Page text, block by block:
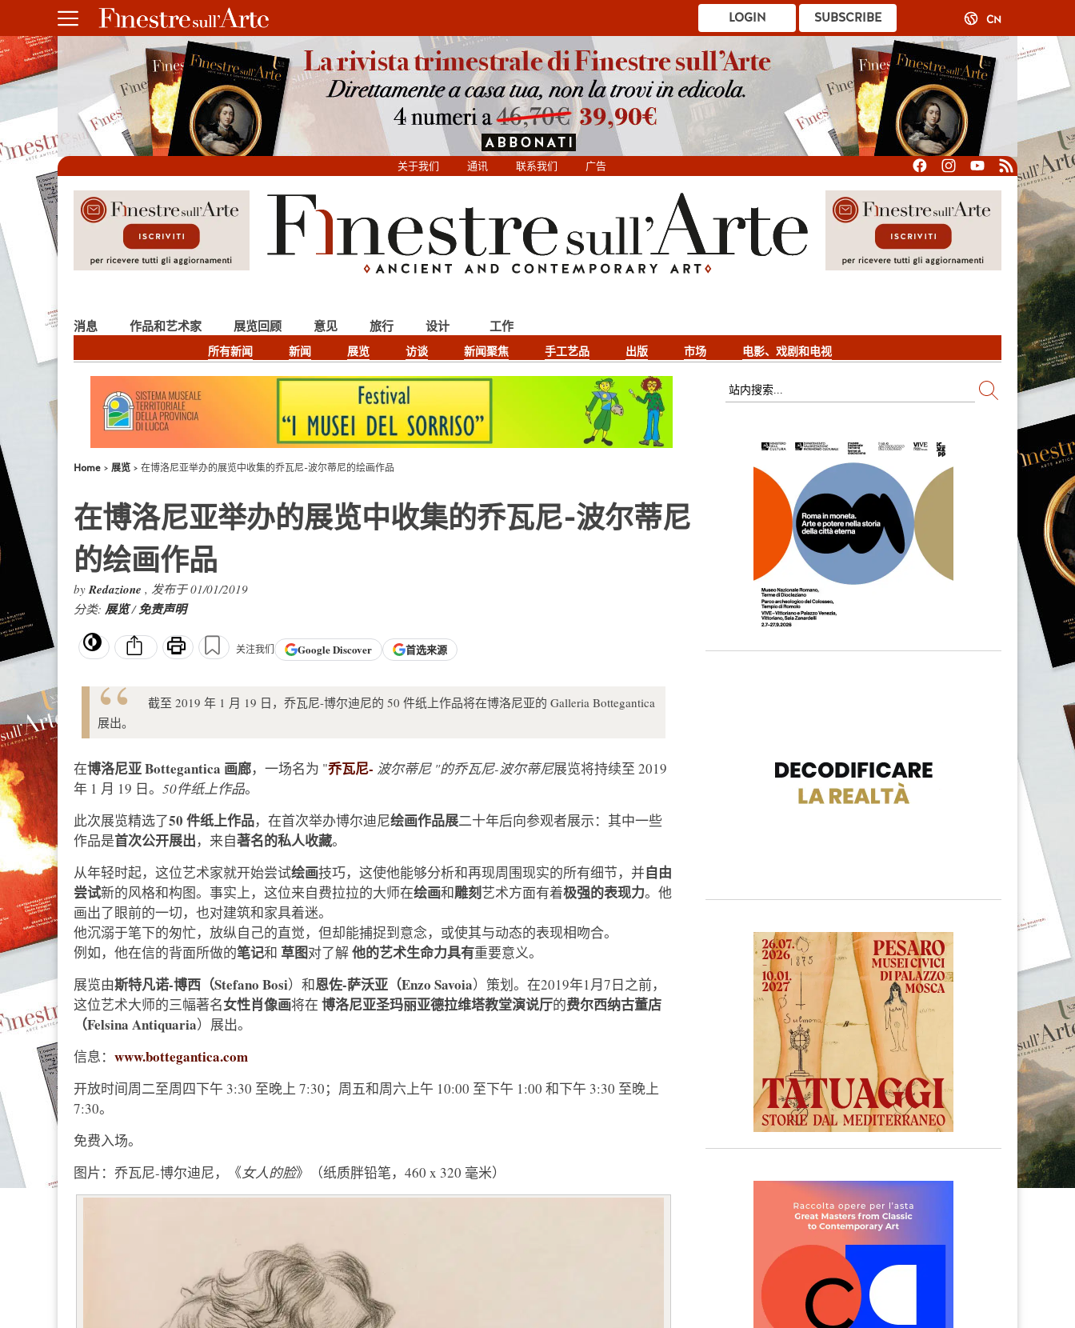
SUBSCRIBE
LOGIN CN
关于我们 通讯 联系我们 广告
消息
所有新闻 新闻 展览 访谈 新闻聚焦 手工艺品 出版 市场 电影、戏剧和电视
作品和艺术家 展览回顾 意见 旅行 设计 工作
Home 展览 在博洛尼亚举办的展览中收集的乔瓦尼-波尔蒂尼的绘画作品
在博洛尼亚举办的展览中收集的乔瓦尼-波尔蒂尼
的绘画作品
byRedazione , 发布于 01/01/2019
分类: 展览/免责声明
关注我们 GoogleDiscover 首选来源
截至 2019 年 1 月 19 日，乔瓦尼-博尔迪尼的 50 件纸上作品将在博洛尼亚的 Galleria Bottegantica
展出。
在博洛尼亚Bottegantica 画廊，一场名为 "乔瓦尼- 波尔蒂尼 "的乔瓦尼-波尔蒂尼展览将持续至 2019
年 1 月 19 日。 50件纸上作品。
此次展览精选了50 件纸上作品，在首次举办博尔迪尼绘画作品展二十年后向参观者展示：其中一些
作品是首次公开展出，来自著名的私人收藏。
从年轻时起，这位艺术家就开始尝试绘画技巧，这使他能够分析和再现周围现实的所有细节，并自由
尝试新的风格和构图。事实上，这位来自费拉拉的大师在绘画和雕刻艺术方面有着极强的表现力。他
画出了眼前的一切，也对建筑和家具着迷。
他沉溺于笔下的匆忙，放纵自己的直觉，但却能捕捉到意念，或使其与动态的表现相吻合。
例如，他在信的背面所做的笔记和 草图对了解他的艺术生命力具有重要意义。
展览由斯特凡诺-博西（Stefano Bosi）和恩佐-萨沃亚（Enzo Savoia）策划。在2019年1月7日之前，
这位艺术大师的三幅著名女性肖像画将在 博洛尼亚圣玛丽亚德拉维塔教堂演说厅的费尔西纳古董店
（Felsina Antiquaria）展出。
信息： www.bottegantica.com
开放时间周二至周四下午 3:30 至晚上 7:30；周五和周六上午 10:00 至下午 1:00 和下午 3:30 至晚上
7:30。
免费入场。
图片：乔瓦尼-博尔迪尼，《女人的脸》（纸质胖铅笔，460 x 320 毫米）